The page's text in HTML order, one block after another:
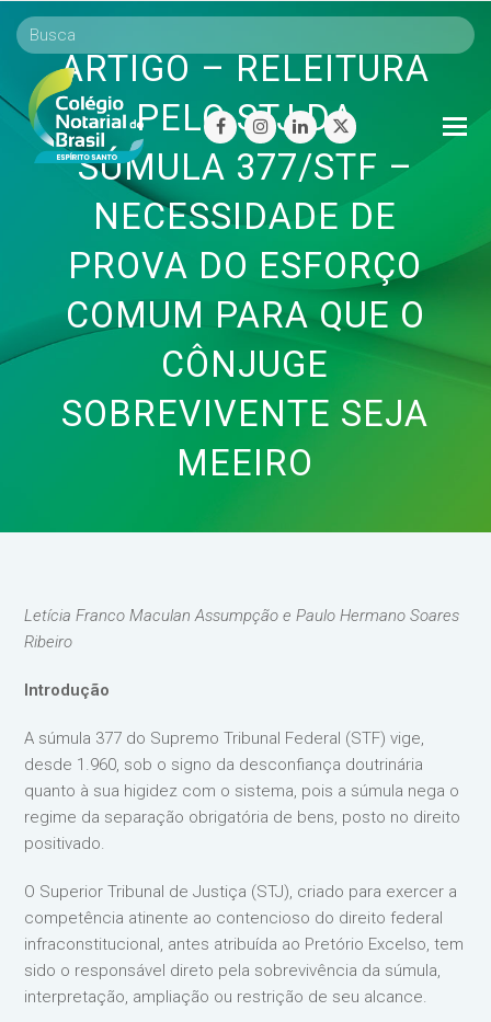
facebookinstagram
linkedintwitter
ARTIGO – RELEITURA
PELO STJ DA
SÚMULA 377/STF –
NECESSIDADE DE
PROVA DO ESFORÇO
COMUM PARA QUE O
CÔNJUGE
SOBREVIVENTE SEJA
MEEIRO
Letícia Franco Maculan Assumpção e Paulo Hermano Soares
Ribeiro
Introdução
A súmula 377 do Supremo Tribunal Federal (STF) vige,
desde 1.960, sob o signo da desconfiança doutrinária
quanto à sua higidez com o sistema, pois a súmula nega o
regime da separação obrigatória de bens, posto no direito
positivado.
O Superior Tribunal de Justiça (STJ), criado para exercer a
competência atinente ao contencioso do direito federal
infraconstitucional, antes atribuída ao Pretório Excelso, tem
sido o responsável direto pela sobrevivência da súmula,
interpretação, ampliação ou restrição de seu alcance.